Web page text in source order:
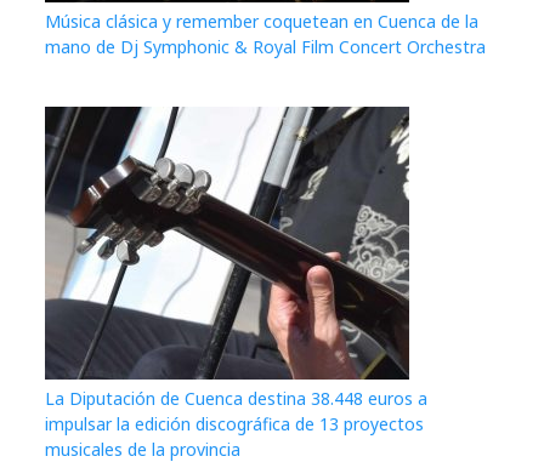
Música clásica y remember coquetean en Cuenca de la
mano de Dj Symphonic & Royal Film Concert Orchestra
La Diputación de Cuenca destina 38.448 euros a
impulsar la edición discográfica de 13 proyectos
musicales de la provincia